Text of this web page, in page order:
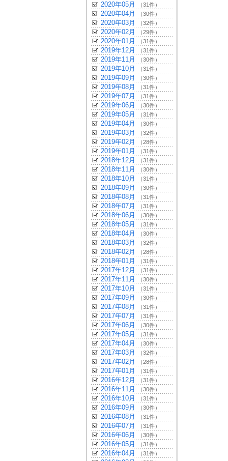
2020年05月 （31件）
2020年04月 （30件）
2020年03月 （32件）
2020年02月 （29件）
2020年01月 （31件）
2019年12月 （31件）
2019年11月 （30件）
2019年10月 （31件）
2019年09月 （30件）
2019年08月 （31件）
2019年07月 （31件）
2019年06月 （30件）
2019年05月 （31件）
2019年04月 （30件）
2019年03月 （32件）
2019年02月 （28件）
2019年01月 （31件）
2018年12月 （31件）
2018年11月 （30件）
2018年10月 （31件）
2018年09月 （30件）
2018年08月 （31件）
2018年07月 （31件）
2018年06月 （30件）
2018年05月 （31件）
2018年04月 （30件）
2018年03月 （32件）
2018年02月 （28件）
2018年01月 （31件）
2017年12月 （31件）
2017年11月 （30件）
2017年10月 （31件）
2017年09月 （30件）
2017年08月 （31件）
2017年07月 （31件）
2017年06月 （30件）
2017年05月 （31件）
2017年04月 （30件）
2017年03月 （32件）
2017年02月 （28件）
2017年01月 （31件）
2016年12月 （31件）
2016年11月 （30件）
2016年10月 （31件）
2016年09月 （30件）
2016年08月 （31件）
2016年07月 （31件）
2016年06月 （30件）
2016年05月 （31件）
2016年04月 （31件）